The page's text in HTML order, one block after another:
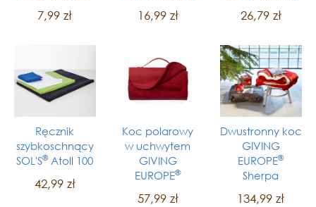
7,99 zł 16,99 zł 26,79 zł
Ręcznik
szybkoschnący
SOL'S®Atoll 100
42,99 zł
Koc polarowy
w uchwytem
GIVING
EUROPE®
57,99 zł
Dwustronny koc
GIVING
EUROPE®
Sherpa
134,99 zł